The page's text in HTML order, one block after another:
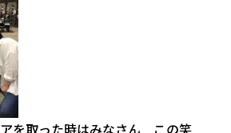
を取った時はみなさん この笑